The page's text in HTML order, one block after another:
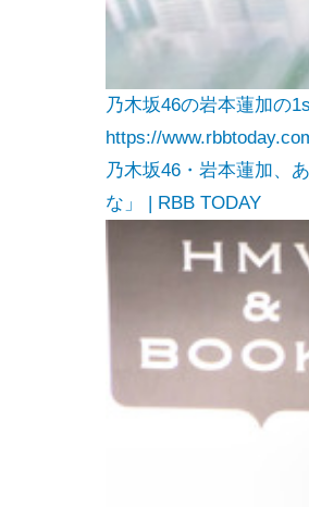
乃木坂46の岩本蓮加の
https://
乃木坂46・岩本蓮加、
な」 | RBB TODAY